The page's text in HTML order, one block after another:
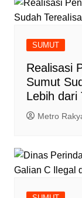
SUMUT
‎Realisasi
Sumut
Lebih dari
Metro